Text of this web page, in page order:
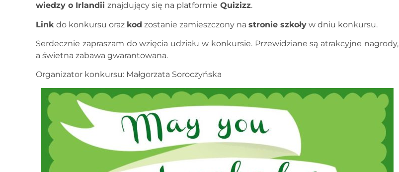
wiedzy o Irlandii znajdujący się na platformie Quizizz.
Link do konkursu oraz kod zostanie zamieszczony na stronie szkoły w dniu konkursu.
Serdecznie zapraszam do wzięcia udziału w konkursie. Przewidziane są atrakcyjne nagrody,
a świetna zabawa gwarantowana.
Organizator konkursu: Małgorzata Soroczyńska